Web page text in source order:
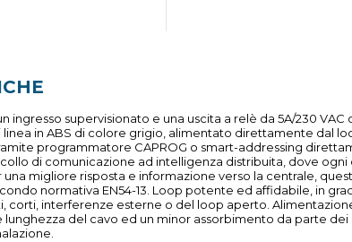
ingresso supervisionato e una uscita a relè da 5A/230 VAC o
in ABS di colore grigio, alimentato direttamente dal
programmatore CAPROG o smart-addressing
di comunicazione ad intelligenza distribuita, dove
migliore risposta e informazione verso la centrale,
normativa EN54-13. Loop potente ed affidabile, in
corti, interferenze esterne o del loop aperto.
del cavo ed un minor assorbimento da parte dei